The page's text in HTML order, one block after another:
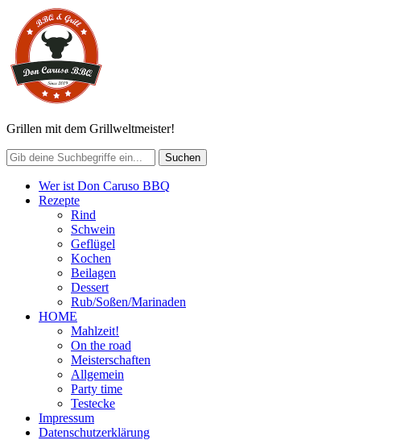
Grillen mit dem Grillweltmeister!
Wer ist Don Caruso BBQ
Rezepte
Rind
Schwein
Geflügel
Kochen
Beilagen
Dessert
Rub/Soßen/Marinaden
HOME
Mahlzeit!
On the road
Meisterschaften
Allgemein
Party time
Testecke
Impressum
Datenschutzerklärung